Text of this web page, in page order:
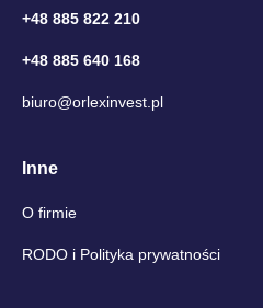
+48 885 822 210
+48 885 640 168
biuro@orlexinvest.pl
Inne
O firmie
RODO i Polityka prywatności